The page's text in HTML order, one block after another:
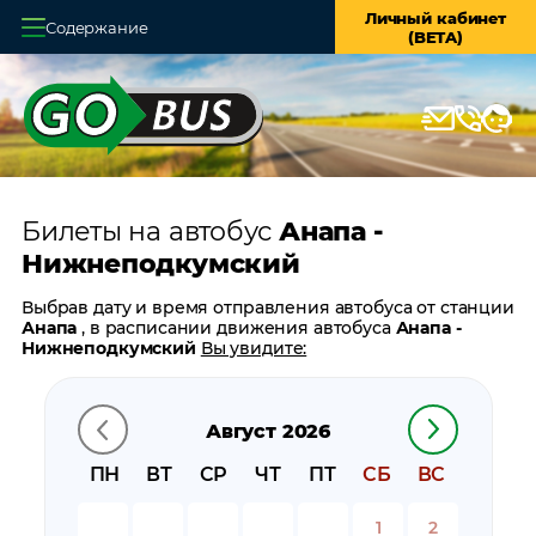
Содержание
Личный кабинет
(BETA)
Главная
О системе
Оплата и доставка
Возврат билетов
Заказ автобуса
Контакты
Билеты на автобусАнапа -
Нижнеподкумский
Август 2026
ПН
ВТ СР ЧТ ПТ СБ ВС
1 2
Выбрав дату и время отправления автобуса от станции
Анапа, в расписании движения автобусаАнапа -
Нижнеподкумский Вы увидите:
время прибытия
время в пути
цену билета